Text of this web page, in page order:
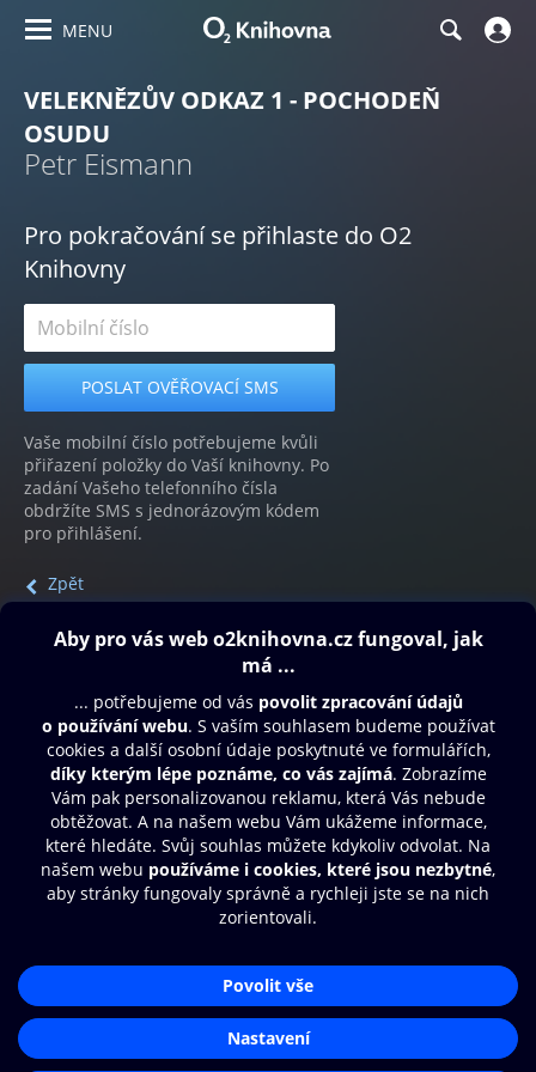
MENU
VELEKNĚZŮV ODKAZ 1 - POCHODEŇ
OSUDU
Petr Eismann
Pro pokračování se přihlaste do O2
Knihovny
Vaše mobilní číslo potřebujeme kvůli
přiřazení položky do Vaší knihovny. Po
zadání Vašeho telefonního čísla
obdržíte SMS s jednorázovým kódem
pro přihlášení.
Zpět
Obsah ke stažení
Moje O2 Knihovna
Další zábava
© O2 Czech Republic a.s.
Přístupnost
Zásady zpracování osobních údajůAplikace O2 Knihovna
Čti a poslouchej své e-knihy a
audioknihy rychleji a pohodlněji.